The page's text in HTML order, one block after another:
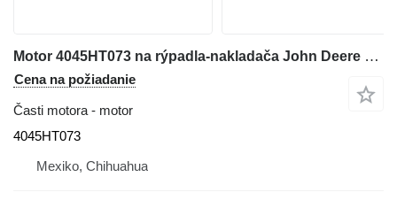
Motor 4045HT073 na rýpadla-nakladača John Deere 310SK
Cena na požiadanie
Časti motora - motor
4045HT073
Mexiko, Chihuahua